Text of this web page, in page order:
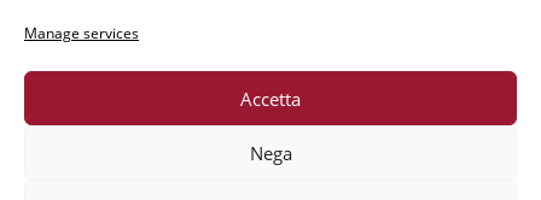
Manage services
Accetta
Nega